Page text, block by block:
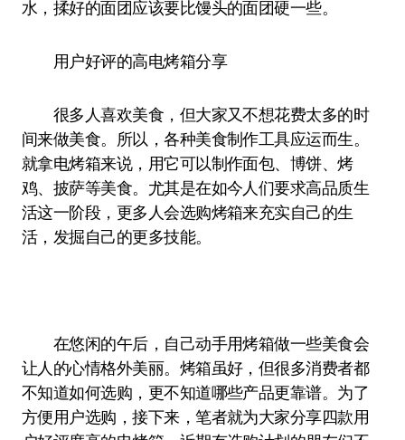
水，揉好的面团应该要比馒头的面团硬一些。
用户好评的高电烤箱分享
很多人喜欢美食，但大家又不想花费太多的时
间来做美食。所以，各种美食制作工具应运而生。
就拿电烤箱来说，用它可以制作面包、博饼、烤
鸡、披萨等美食。尤其是在如今人们要求高品质生
活这一阶段，更多人会选购烤箱来充实自己的生
活，发掘自己的更多技能。
在悠闲的午后，自己动手用烤箱做一些美食会
让人的心情格外美丽。烤箱虽好，但很多消费者都
不知道如何选购，更不知道哪些产品更靠谱。为了
方便用户选购，接下来，笔者就为大家分享四款用